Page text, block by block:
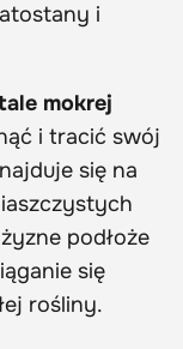
i
mokrej
i tracić swój
się na
podłoże
się
rośliny.